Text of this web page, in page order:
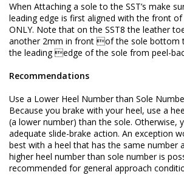
When Attaching a sole to the SST’s make
leading edge is first aligned with the front of
ONLY. Note that on the SST8 the leather
another 2mm in front of the sole bottom
the leading edge of the sole from peel-
Recommendations
Use a Lower Heel Number than Sole
Because you brake with your heel, use a
(a lower number) than the sole. Otherwise,
adequate slide-brake action. An exception
best with a heel that has the same number
higher heel number than sole number is
recommended for general approach